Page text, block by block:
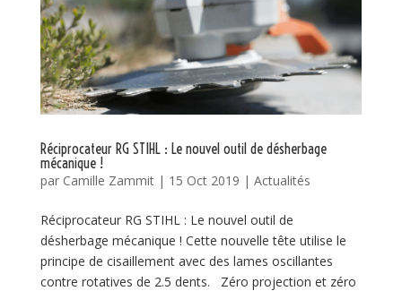
Réciprocateur RG STIHL : Le nouvel outil de désherbage
mécanique !
par Camille Zammit| 15 Oct 2019 | Actualités
Réciprocateur RG STIHL : Le nouvel outil de
désherbage mécanique ! Cette nouvelle tête utilise le
principe de cisaillement avec des lames oscillantes
contre rotatives de 2.5 dents. Zéro projection et zéro